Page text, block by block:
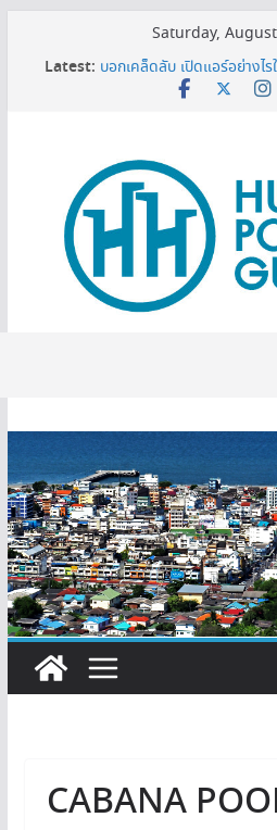
content
Saturday,
Latest: เครื่องกรองน้ำเซนเซอร์ ดียั
บอกเคล็ดลับ เปิดแอร์อย่างไ
หมดโปร 3 ปีต้องดู! ทริกยื่นรี
CABANA